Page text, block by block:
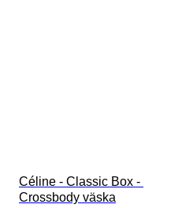
Céline - Classic Box -
Crossbody väska